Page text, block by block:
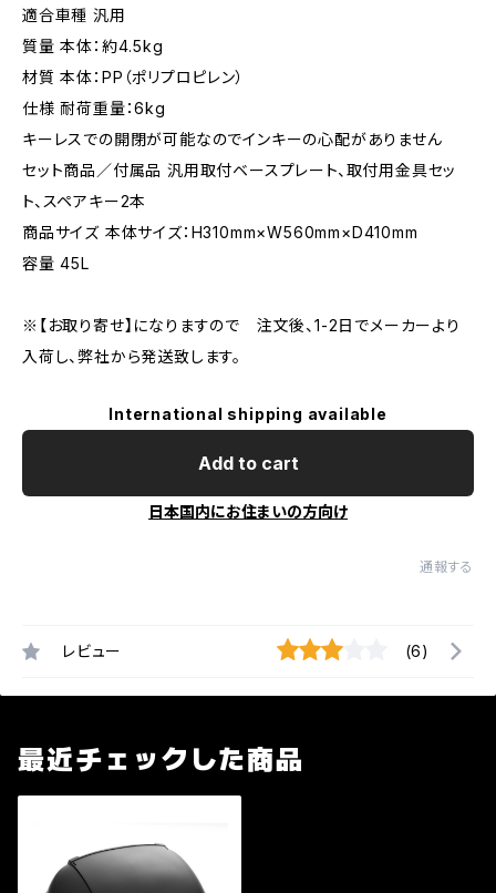
適合車種 汎用
質量 本体：約4.5kg
材質 本体：PP（ポリプロピレン）
仕様 耐荷重量：6kg
キーレスでの開閉が可能なのでインキーの心配がありません
セット商品／付属品 汎用取付ベースプレート、取付用金具セッ
ト、スペアキー2本
商品サイズ 本体サイズ：H310mm×W560mm×D410mm
容量 45L
※【お取り寄せ】になりますので 注文後、1-2日でメーカーより
入荷し、弊社から発送致します。
International shipping available
Add to cart
日本国内にお住まいの方向け
通報する
レビュー (6)
最近チェックした商品